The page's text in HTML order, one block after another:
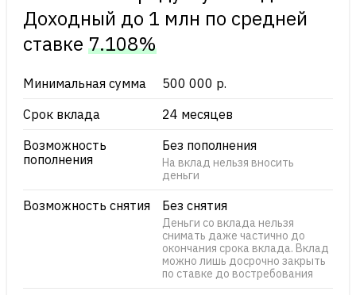
Доходный до 1 млн по cредней
ставке 7.108%
Минимальная сумма
500 000 р.
Срок вклада
24 месяцев
Возможность
пополнения
Без пополнения
На вклад нельзя вносить
деньги
Возможность снятия Без снятия
Деньги со вклада нельзя
снимать даже частично до
окончания срока вклада. Вклад
можно лишь досрочно закрыть
по ставке до востребования